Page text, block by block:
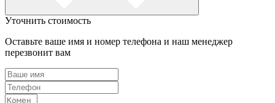
Уточнить стоимость
Оставьте ваше имя и номер телефона и наш менеджер
перезвонит вам